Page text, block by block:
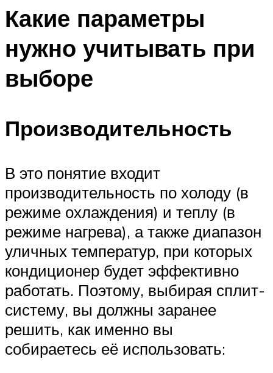
Какие параметры
нужно учитывать при
выборе
Производительность
В это понятие входит
производительность по холоду (в
режиме охлаждения) и теплу (в
режиме нагрева), а также диапазон
уличных температур, при которых
кондиционер будет эффективно
работать. Поэтому, выбирая сплит-
систему, вы должны заранее
решить, как именно вы
собираетесь её использовать: